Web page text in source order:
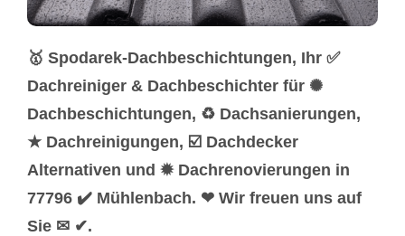
🥇 Spodarek-Dachbeschichtungen, Ihr ✅
Dachreiniger & Dachbeschichter für ✺
Dachbeschichtungen, ♻ Dachsanierungen,
★ Dachreinigungen, ☑️ Dachdecker
Alternativen und ✹ Dachrenovierungen in
77796 ✔️ Mühlenbach. ❤ Wir freuen uns auf
Sie ✉ ✔.